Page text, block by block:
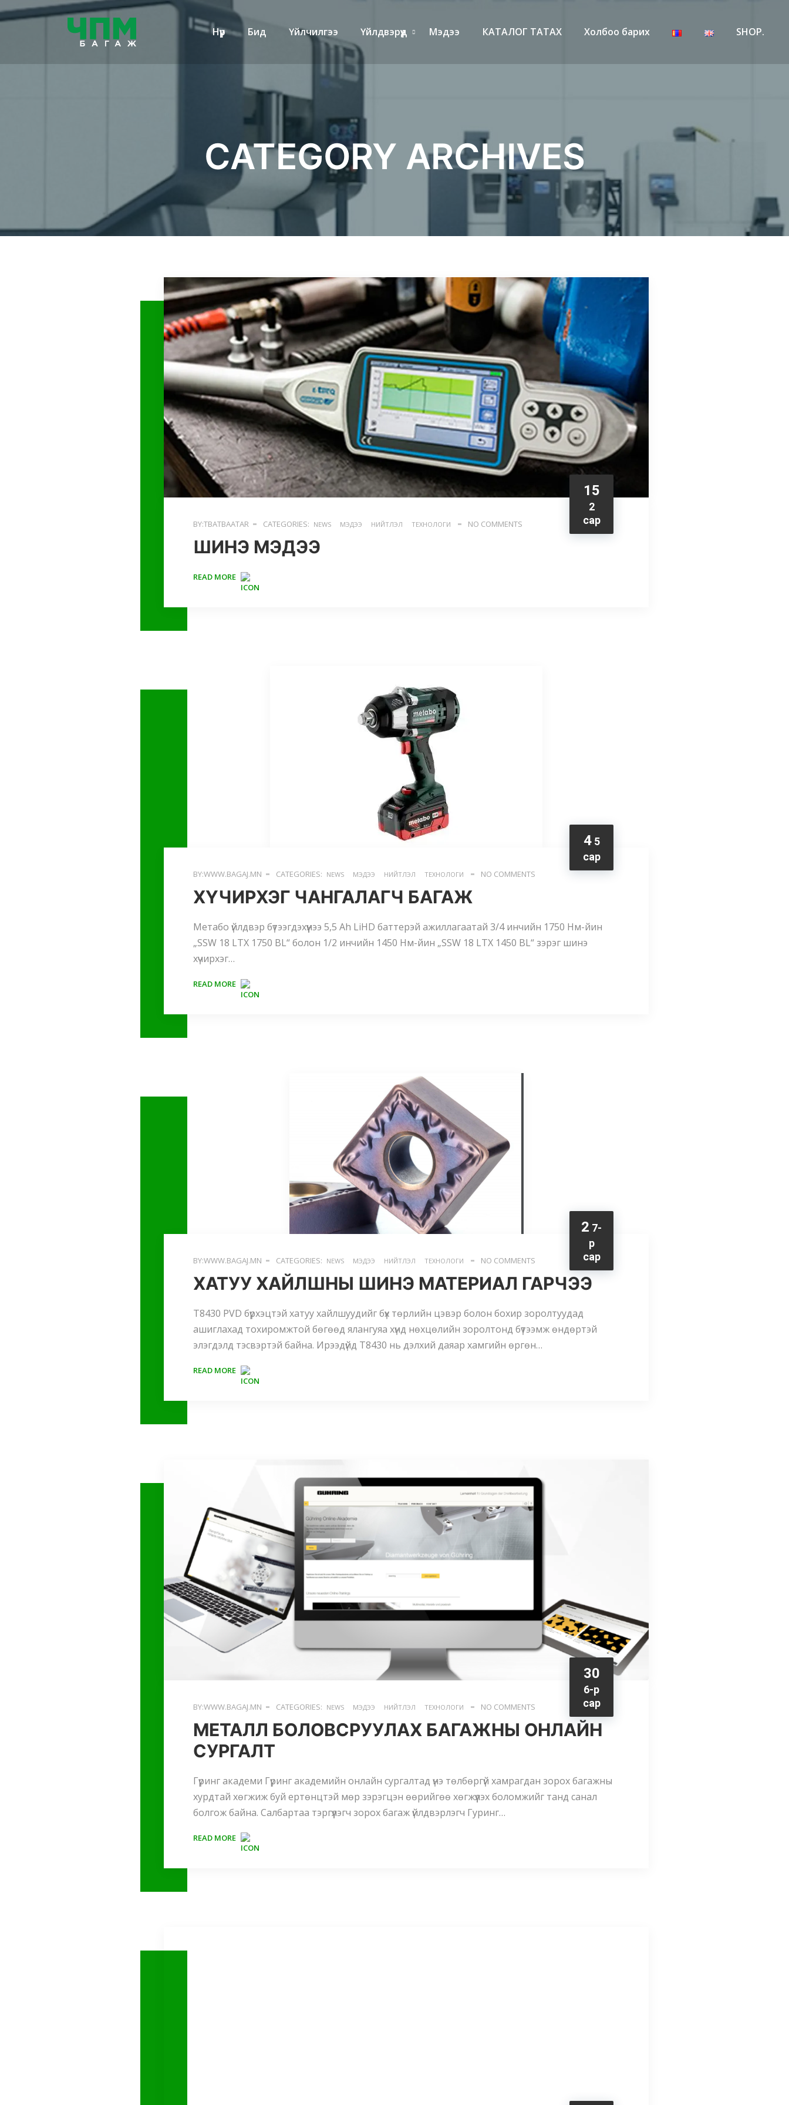
Нүүр Бид Үйлчилгээ Үйлдвэрүүд Мэдээ КАТАЛОГ ТАТАХ Холбоо барих SHOP.
CATEGORY ARCHIVES
15
2
сар
BY:TBATBAATAR CATEGORIES: NEWS МЭДЭЭ НИЙТЛЭЛ ТЕХНОЛОГИ NO COMMENTS
ШИНЭ МЭДЭЭ
READ MORE
45
сар
BY:WWW.BAGAJ.MN CATEGORIES: NEWS МЭДЭЭ НИЙТЛЭЛ ТЕХНОЛОГИ NO COMMENTS
ХҮЧИРХЭГ ЧАНГАЛАГЧ БАГАЖ
Метабо үйлдвэр бүтээгдэхүүнээ 5,5 Ah LiHD баттерэй ажиллагаатай 3/4 инчийн 1750 Нм-йин
„SSW 18 LTX 1750 BL“ болон 1/2 инчийн 1450 Нм-йин „SSW 18 LTX 1450 BL“ зэрэг шинэ
хүчирхэг…
READ MORE
2 7-
р
сар
BY:WWW.BAGAJ.MN CATEGORIES: NEWS МЭДЭЭ НИЙТЛЭЛ ТЕХНОЛОГИ NO COMMENTS
ХАТУУ ХАЙЛШНЫ ШИНЭ МАТЕРИАЛ ГАРЧЭЭ
T8430 PVD бүрхэцтэй хатуу хайлшуудийг бүх төрлийн цэвэр болон бохир зоролтуудад
ашиглахад тохиромжтой бөгөөд ялангуяа хүнд нөхцөлийн зоролтонд бүтээмж өндөртэй
элэгдэлд тэсвэртэй байна. Ирээдүйд T8430 нь дэлхий даяар хамгийн өргөн…
READ MORE
30
6-р
сар
BY:WWW.BAGAJ.MN CATEGORIES: NEWS МЭДЭЭ НИЙТЛЭЛ ТЕХНОЛОГИ NO COMMENTS
МЕТАЛЛ БОЛОВСРУУЛАХ БАГАЖНЫ ОНЛАЙН
СУРГАЛТ
Гүринг академи Гүринг академийн онлайн сургалтад үнэ төлбөргүй хамрагдан зорох багажны
хурдтай хөгжиж буй ертөнцтэй мөр зэрэгцэн өөрийгөө хөгжүүлэх боломжийг танд санал
болгож байна. Салбартаа тэргүүлэгч зорох багаж үйлдвэрлэгч Гуринг…
READ MORE